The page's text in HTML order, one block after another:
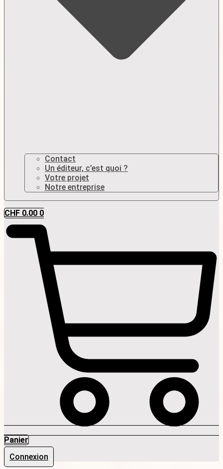
Contact
Un éditeur, c’est quoi ?
Votre projet
Notre entreprise
CHF 0.00 0
Panier
Connexion